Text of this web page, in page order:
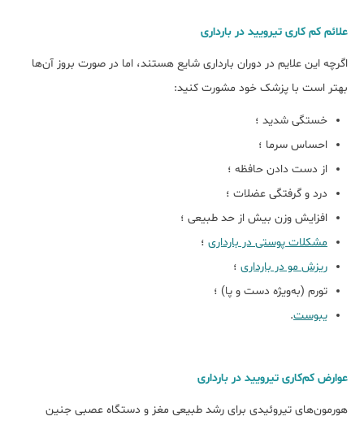
علائم کم‌ کاری تیرویید در بارداری
اگرچه این علایم در دوران بارداری شایع هستند، اما در صورت بروز آن‌ها
بهتر است با پزشک خود مشورت کنید:
خستگی شدید ؛
احساس سرما ؛
از دست دادن حافظه ؛
درد و گرفتگی عضلات ؛
افزایش وزن بیش از حد طبیعی ؛
مشکلات پوستی در بارداری ؛
ریزش مو در بارداری ؛
تورم (به‌ویژه دست و پا) ؛
یبوست.
عوارض کم‌کاری تیرویید در بارداری
هورمون‌های تیروئیدی برای رشد طبیعی مغز و دستگاه عصبی جنین